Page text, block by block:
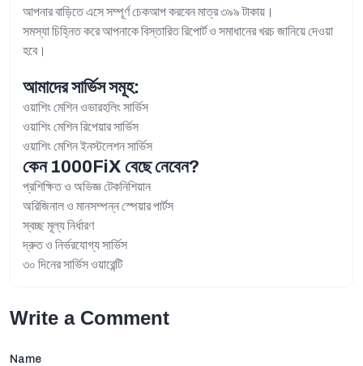
আপনার বাড়িতে এসে সম্পূর্ণ চেকআপ করবেন মাত্র ৩৯৯ টাকায়।
সমস্যা চিহ্নিত করে আপনাকে বিস্তারিত রিপোর্ট ও সমাধানের খরচ জানিয়ে দেওয়া
হবে।
আমাদের সার্ভিস সমূহ:
ওয়াশিং মেশিন ওভারহলিং সার্ভিস
ওয়াশিং মেশিন রিপেয়ার সার্ভিস
ওয়াশিং মেশিন ইনস্টলেশন সার্ভিস
কেন 1000FiX বেছে নেবেন?
প্রশিক্ষিত ও অভিজ্ঞ টেকনিশিয়ান
অরিজিনাল ও মানসম্পন্ন স্পেয়ার পার্টস
স্বচ্ছ মূল্য নির্ধারণ
দ্রুত ও নির্ভরযোগ্য সার্ভিস
৩০ দিনের সার্ভিস ওয়ারেন্টি
Write a Comment
Name